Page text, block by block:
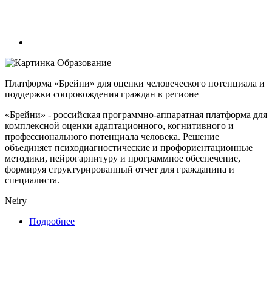
Образование
Платформа «Брейни» для оценки человеческого потенциала и
поддержки сопровождения граждан в регионе
«Брейни» - российская программно-аппаратная платформа для
комплексной оценки адаптационного, когнитивного и
профессионального потенциала человека. Решение
объединяет психодиагностические и профориентационные
методики, нейрогарнитуру и программное обеспечение,
формируя структурированный отчет для гражданина и
специалиста.
Neiry
Подробнее